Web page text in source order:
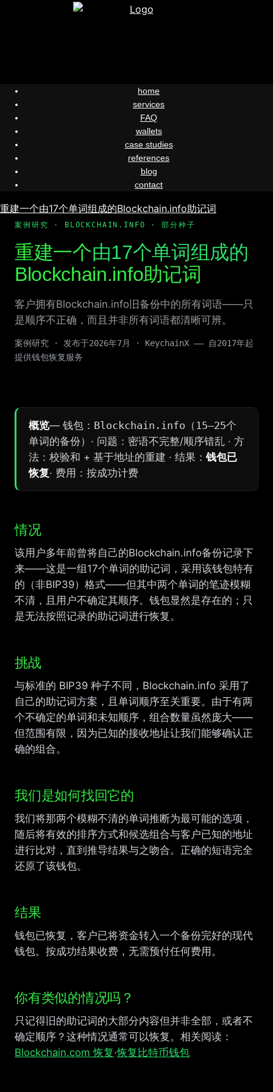
home
services
FAQ
wallets
case studies
references
blog
contact
重建一个由17个单词组成的Blockchain.info助记词
案例研究 · BLOCKCHAIN.INFO · 部分种子
重建一个由17个单词组成的
Blockchain.info助记词
客户拥有Blockchain.info旧备份中的所有词语——只
是顺序不正确，而且并非所有词语都清晰可辨。
案例研究 · 发布于2026年7月 · KeychainX —— 自2017年起
提供钱包恢复服务
概览— 钱包： Blockchain.info（15–25个
单词的备份） · 问题：密语不完整/顺序错乱 · 方
法：校验和 + 基于地址的重建 · 结果： 钱包已
恢复· 费用：按成功计费
情况
该用户多年前曾将自己的Blockchain.info备份记录下
来——这是一组17个单词的助记词，采用该钱包特有
的（非BIP39）格式——但其中两个单词的笔迹模糊
不清，且用户不确定其顺序。钱包显然是存在的；只
是无法按照记录的助记词进行恢复。
挑战
与标准的 BIP39 种子不同，Blockchain.info 采用了
自己的助记词方案，且单词顺序至关重要。由于有两
个不确定的单词和未知顺序，组合数量虽然庞大——
但范围有限，因为已知的接收地址让我们能够确认正
确的组合。
我们是如何找回它的
我们将那两个模糊不清的单词推断为最可能的选项，
随后将有效的排序方式和候选组合与客户已知的地址
进行比对，直到推导结果与之吻合。正确的短语完全
还原了该钱包。
结果
钱包已恢复，客户已将资金转入一个备份完好的现代
钱包。按成功结果收费，无需预付任何费用。
你有类似的情况吗？
只记得旧的助记词的大部分内容但并非全部，或者不
确定顺序？这种情况通常可以恢复。相关阅读：
Blockchain.com 恢复·恢复比特币钱包